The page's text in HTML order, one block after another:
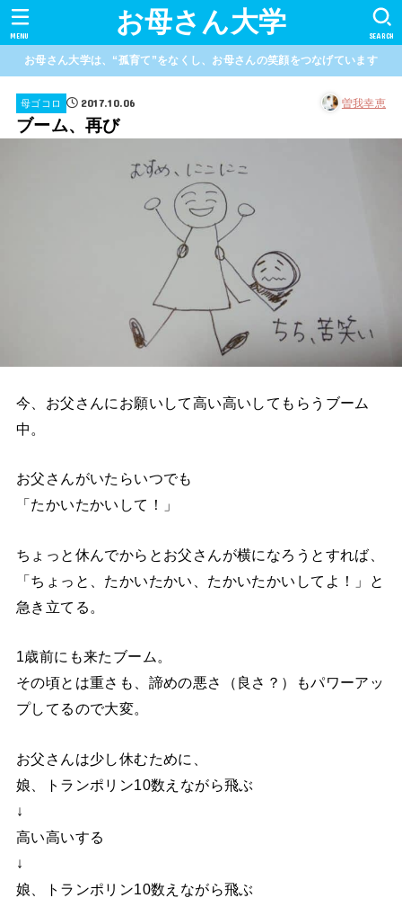
お母さん大学 SEARCH
MENU
お母さん大学は、“孤育て”をなくし、お母さんの笑顔をつなげています
母ゴコロ 2017.10.06 曽我幸恵
ブーム、再び
今、お父さんにお願いして高い高いしてもらうブーム
中。
お父さんがいたらいつでも
「たかいたかいして！」
ちょっと休んでからとお父さんが横になろうとすれば、
「ちょっと、たかいたかい、たかいたかいしてよ！」と
急き立てる。
1歳前にも来たブーム。
その頃とは重さも、諦めの悪さ（良さ？）もパワーアッ
プしてるので大変。
お父さんは少し休むために、
娘、トランポリン10数えながら飛ぶ
↓
高い高いする
↓
娘、トランポリン10数えながら飛ぶ